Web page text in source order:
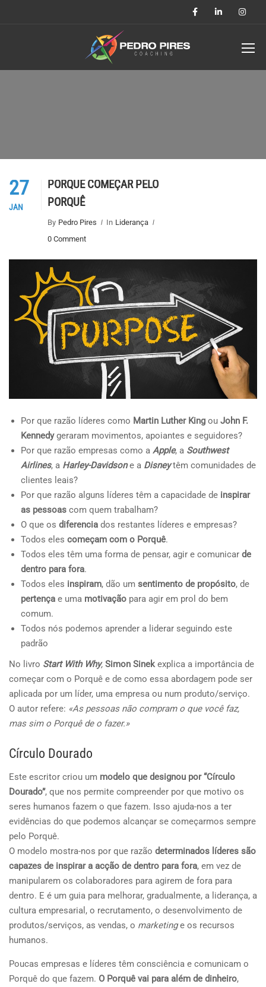
27
JAN
PORQUÊ COMEÇAR PELO
PORQUÊ
By Pedro Pires In Liderança
0 Comment
Por que razão líderes como Martin Luther King ou John F.
Kennedygeraram movimentos, apoiantes e seguidores?
Por que razão empresas como a Apple, a Southwest
Airlines, a Harley-Davidsone a Disneytêm comunidades de
clientes leais?
Por que razão alguns líderes têm a capacidade de inspirar
as pessoas com quem trabalham?
O que os diferencia dos restantes líderes e empresas?
Todos eles começam com o Porquê.
Todos eles têm uma forma de pensar, agir e comunicar de
dentro para fora.
Todos eles inspiram, dão um sentimento de propósito, de
pertença e uma motivação para agir em prol do bem
comum.
Todos nós podemos aprender a liderar seguindo este
padrão
No livro Start With Why, Simon Sinekexplica a importância de
começar com o Porquê e de como essa abordagem pode ser
aplicada por um líder, uma empresa ou num produto/serviço.
O autor refere: «As pessoas não compram o que você faz,
mas sim o Porquê de o fazer.»
Círculo Dourado
Este escritor criou um modelo que designou por“Círculo
Dourado”, que nos permite compreender por que motivo os
seres humanos fazem o que fazem. Isso ajuda-nos a ter
evidências do que podemos alcançar se começarmos sempre
pelo Porquê.
O modelo mostra-nos por que razão determinados líderes são
capazes de inspirar a acção de dentro para fora, em vez de
manipularem os colaboradores para agirem de fora para
dentro. E é um guia para melhorar, gradualmente, a liderança, a
cultura empresarial, o recrutamento, o desenvolvimento de
produtos/serviços, as vendas, o marketinge os recursos
humanos.
Poucas empresas e líderes têm consciência e comunicam o
Porquê do que fazem. O Porquê vai para al ém de dinheiro,